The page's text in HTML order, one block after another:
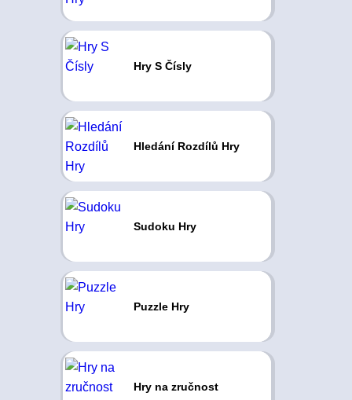
Hry S Čísly
Hledání Rozdílů Hry
Sudoku Hry
Puzzle Hry
Hry na zručnost